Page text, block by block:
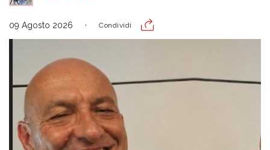
09 Agosto 2026 Condividi